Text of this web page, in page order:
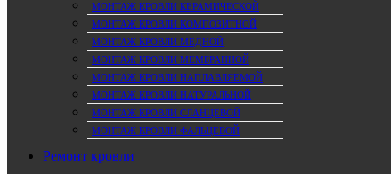
МОНТАЖ КРОВЛИ КЕРАМИЧЕСКОЙ
МОНТАЖ КРОВЛИ КОМПОЗИТНОЙ
МОНТАЖ КРОВЛИ МЕДНОЙ
МОНТАЖ КРОВЛИ МЕМБРАННОЙ
МОНТАЖ КРОВЛИ НАПЛАВЛЯЕМОЙ
МОНТАЖ КРОВЛИ НАТУРАЛЬНОЙ
МОНТАЖ КРОВЛИ СЛАНЦЕВОЙ
МОНТАЖ КРОВЛИ ФАЛЬЦЕВОЙ
Ремонт кровли